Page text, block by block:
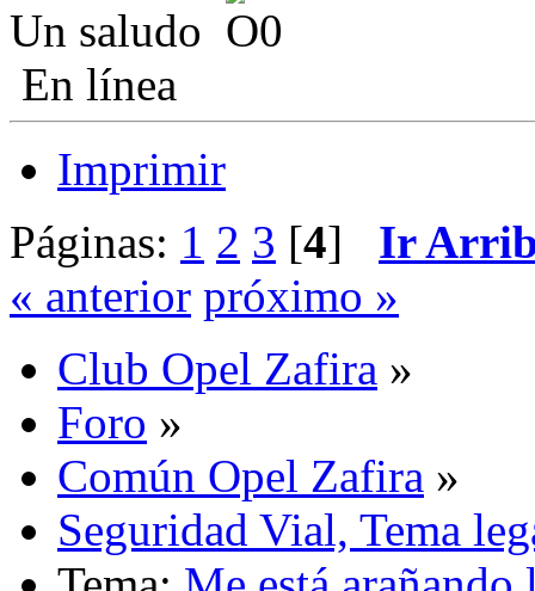
Un saludo
En línea
Imprimir
Páginas: 1 2 3 [4] Ir
« anterior próximo »
Club Opel Zafira »
Foro »
Común Opel Zafira »
Seguridad Vial, Tema